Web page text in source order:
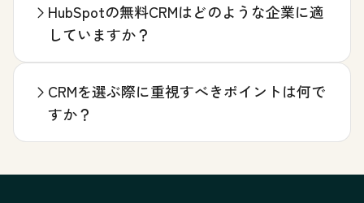
HubSpotの無料CRMはどのような企業に適
していますか？
CRMを選ぶ際に重視すべきポイントは何で
すか？